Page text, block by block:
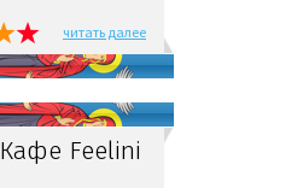
читать далее
Кафе Feelini